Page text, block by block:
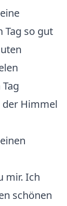
Tag so gut
Himmel
mir. Ich
schönen